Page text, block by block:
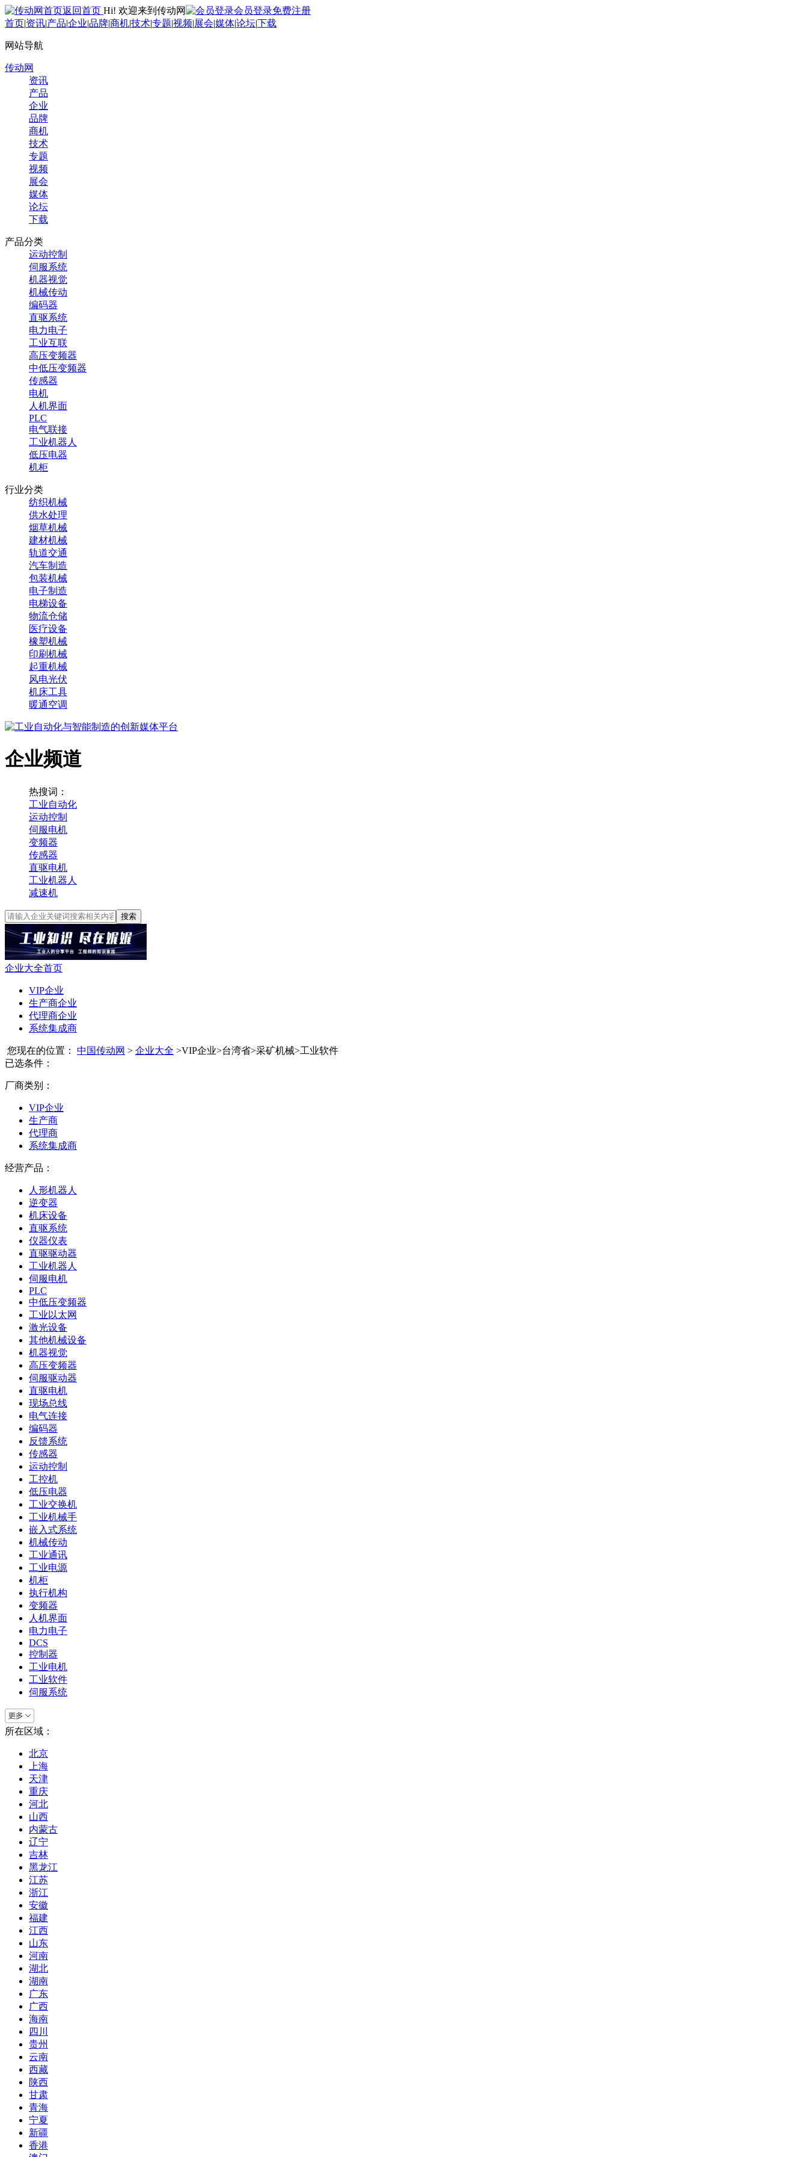
返回首页 Hi! 欢迎来到传动网 会员登录免费注册
首页|资讯|产品|企业|品牌|商机|技术|专题|视频|展会|媒体|论坛|下载
网站导航
传动网
资讯
产品
企业
品牌
商机
技术
专题
视频
展会
媒体
论坛
下载
产品分类
运动控制
伺服系统
机器视觉
机械传动
编码器
直驱系统
电力电子
工业互联
高压变频器
中低压变频器
传感器
电机
人机界面
PLC
电气联接
工业机器人
低压电器
机柜
行业分类
纺织机械
供水处理
烟草机械
建材机械
轨道交通
汽车制造
包装机械
电子制造
电梯设备
物流仓储
医疗设备
橡塑机械
印刷机械
起重机械
风电光伏
机床工具
暖通空调
企业频道
热搜词：
工业自动化
运动控制
伺服电机
变频器
传感器
直驱电机
工业机器人
减速机
搜索
企业大全首页
VIP企业
生产商企业
代理商企业
系统集成商
您现在的位置： 中国传动网 > 企业大全 >VIP企业>台湾省>采矿机械>工业软件
已选条件：
厂商类别：
VIP企业
生产商
代理商
系统集成商
经营产品：
人形机器人
逆变器
机床设备
直驱系统
仪器仪表
直驱驱动器
工业机器人
伺服电机
PLC
中低压变频器
工业以太网
激光设备
其他机械设备
机器视觉
高压变频器
伺服驱动器
直驱电机
现场总线
电气连接
编码器
反馈系统
传感器
运动控制
工控机
低压电器
工业交换机
工业机械手
嵌入式系统
机械传动
工业通讯
工业电源
机柜
执行机构
变频器
人机界面
电力电子
DCS
控制器
工业电机
工业软件
伺服系统
所在区域：
北京
上海
天津
重庆
河北
山西
内蒙古
辽宁
吉林
黑龙江
江苏
浙江
安徽
福建
江西
山东
河南
湖北
湖南
广东
广西
海南
四川
贵州
云南
西藏
陕西
甘肃
青海
宁夏
新疆
香港